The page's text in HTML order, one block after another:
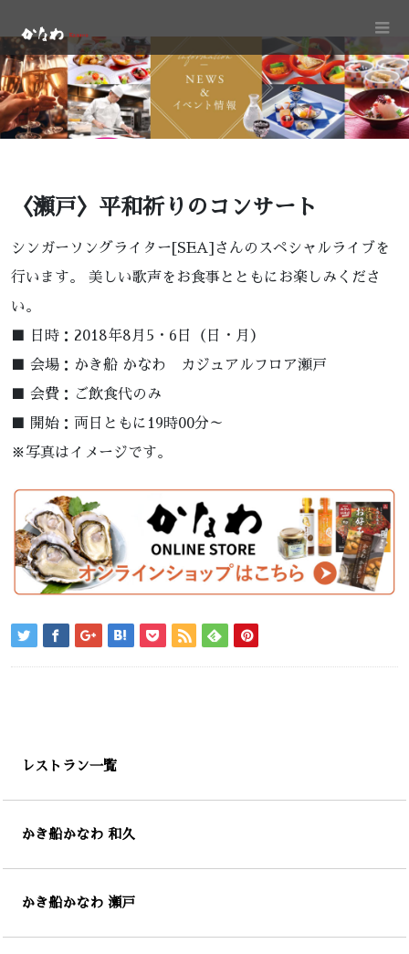
〈瀬戸〉平和祈りのコンサート
シンガーソングライター[SEA]さんのスペシャルライブを
行います。 美しい歌声をお食事とともにお楽しみくださ
い。
■ 日時：2018年8月5・6日（日・月）
■ 会場：かき船 かなわ カジュアルフロア瀬戸
■ 会費：ご飲食代のみ
■ 開始：両日ともに19時00分～
※写真はイメージです。
レストラン一覧
かき船かなわ 和久
かき船かなわ 瀬戸